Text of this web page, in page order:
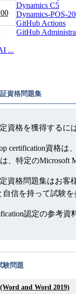
Dynamics C5
Dynamics-POS-
GitHub Actions
GitHub
...
資格問題集
定資格を獲得する
certification資格
、特定のMicrosoft
資格問題集はお
信を持って試験を
認定の参
験問題
and Word 2019)